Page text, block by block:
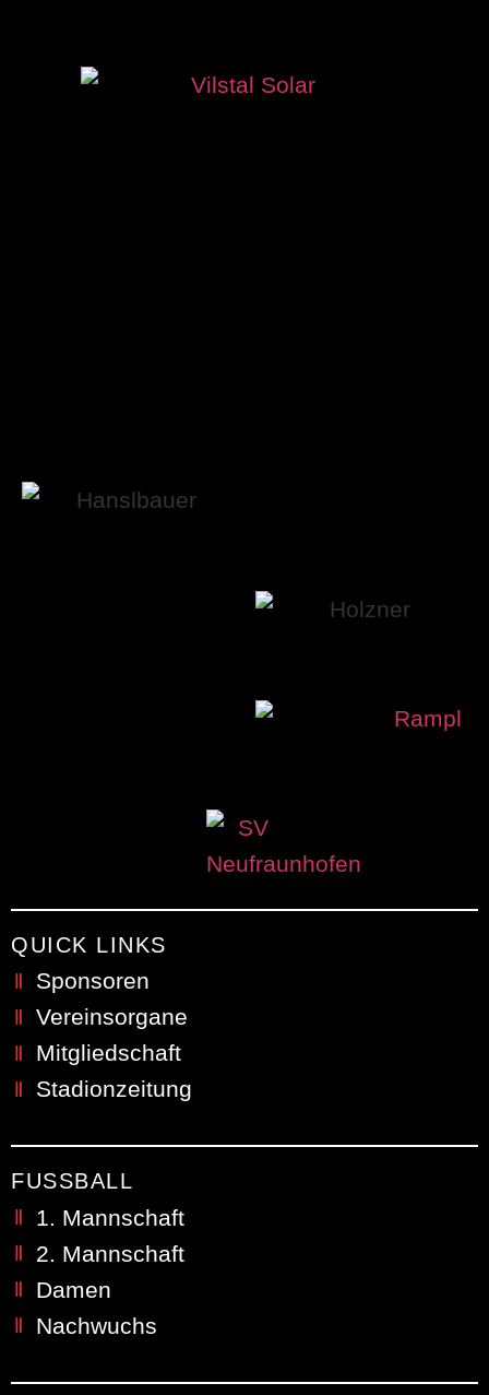
QUICK LINKS
Sponsoren
Vereinsorgane
Mitgliedschaft
Stadionzeitung
FUSSBALL
1. Mannschaft
2. Mannschaft
Damen
Nachwuchs